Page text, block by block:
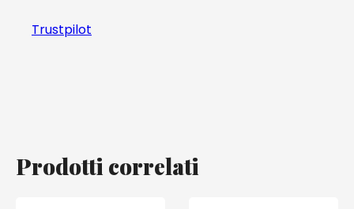
Trustpilot
Prodotti correlati